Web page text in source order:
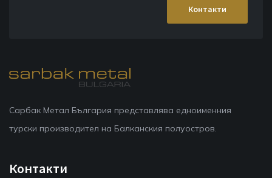
Контакти
Сарбак Метал България представлява едноименния
турски производител на Балканския полуостров.
Контакти